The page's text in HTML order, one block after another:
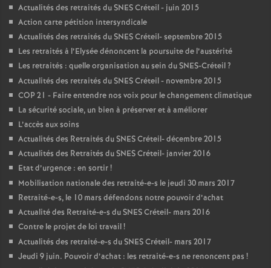
Actualités des retraités duSNESCréteil - juin 2015
Action carte pétition intersyndicale
Actualités des retraités duSNESCréteil- septembre 2015
Les retraités à l’Elysée dénoncent la poursuite de l’austérité
Les retraités : quelle organisation au sein duSNES-Créteil?
Actualités des retraités duSNESCréteil - novembre 2015
COP21 - Faire entendre nos voix pour le changement climatique
La sécurité sociale, un bien à préserver et à améliorer
L’accès aux soins
Actualités des Retraités duSNESCréteil- décembre 2015
Actualités des Retraités duSNESCréteil- janvier 2016
Etat d’urgence : en sortir!
Mobilisation nationale des retraité-e-s le jeudi 30 mars 2017
Retraité-e-s, le 10 mars défendons notre pouvoir d’achat
Actualité des Retraité-e-s duSNESCréteil- mars 2016
Contre le projet de loi travail!
Actualités des retraité-e-s duSNESCréteil- mars 2017
Jeudi 9 juin. Pouvoir d’achat : les retraité-e-s ne renoncent pas !